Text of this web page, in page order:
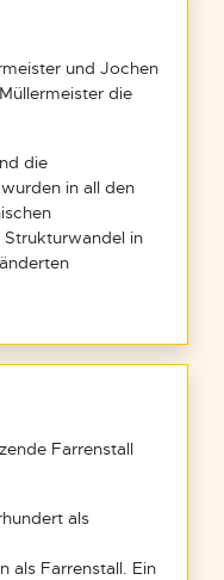
und Jochen
die
die
in all den
in
Farrenstall
als
als Farrenstall. Ein